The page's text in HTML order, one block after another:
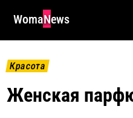
WomaNews
Красота
Женская